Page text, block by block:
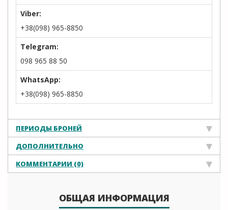
Viber:
+38(098) 965-8850
Telegram:
098 965 88 50
WhatsApp:
+38(098) 965-8850
ПЕРИОДЫ БРОНЕЙ
ДОПОЛНИТЕЛЬНО
КОММЕНТАРИИ (0)
ОБЩАЯ ИНФОРМАЦИЯ